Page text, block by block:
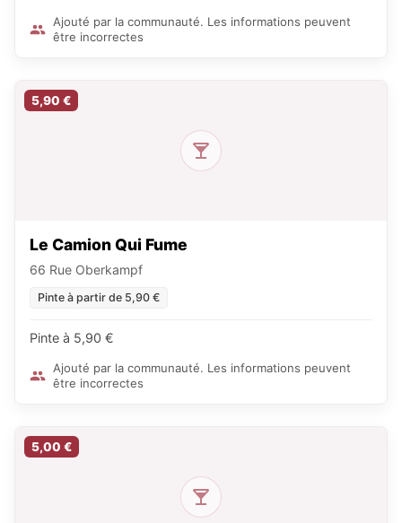
Ajouté par la communauté. Les informations peuvent
être incorrectes
5,90 €
Le Camion Qui Fume
66 Rue Oberkampf
Pinte à partir de 5,90 €
Pinte à 5,90 €
Ajouté par la communauté. Les informations peuvent
être incorrectes
5,00 €